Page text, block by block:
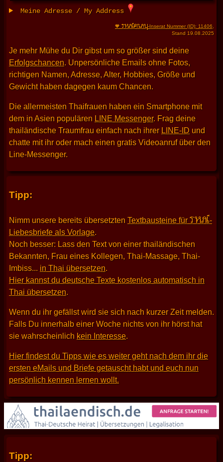
Meine Adresse / My Address
🧡 THAIFRAU-Inserat Nummer (ID): 11406,
Stand 19.08.2025
Je mehr Mühe du Dir gibst um so größer sind deine
Erfolgschancen. Unpersönliche Emails ohne Fotos,
richtigen Namen, Adresse, Alter, Hobbies, Größe und
Gewicht haben dagegen kaum Chancen.
Die allermeisten Thaifrauen haben ein Smartphone mit
dem in Asien populären LINE Messenger. Frag deine
thailändische Traumfrau einfach nach ihrer LINE-ID und
chatte mit ihr oder mach einen gratis Videoanruf über den
Line-Messenger.
Tipp:
Nimm unsere bereits übersetzten Textbausteine für THAI-
Liebesbriefe als Vorlage.
Noch besser: Lass den Text von einer thailändischen
Bekannten, Frau eines Kollegen, Thai-Massage, Thai-
Imbiss... in Thai übersetzen.
Hier kannst du deutsche Texte kostenlos automatisch in
Thai übersetzen.
Wenn du ihr gefällst wird sie sich nach kurzer Zeit melden.
Falls Du innerhalb einer Woche nichts von ihr hörst hat
sie wahrscheinlich kein Interesse.
Hier findest du Tipps wie es weiter geht nach dem ihr die
ersten eMails und Briefe getauscht habt und euch nun
persönlich kennen lernen wollt.
Tipp: